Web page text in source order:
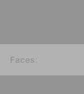
Faces :